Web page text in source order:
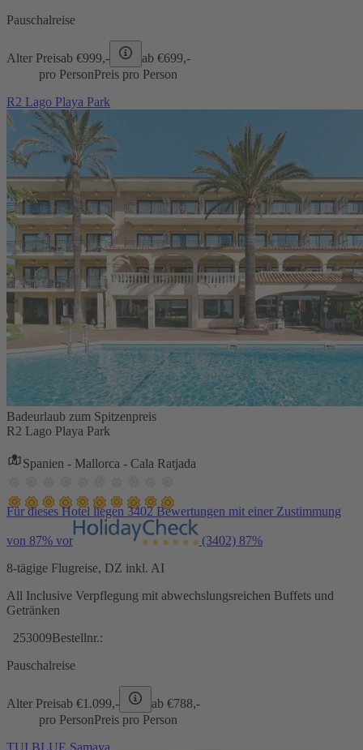
Pauschalreise
Alter Preisab €999,- ab €699,-
pro PersonPreis pro Person
R2 Lago Playa Park
Badeurlaub zum Spitzenpreis
R2 Lago Playa Park
Spanien - Mallorca - Cala Ratjada
Für dieses Hotel liegen 3402 Bewertungen mit einer Zustimmung
von 87% vor (3402) 87%
8-tägige Flugreise, DZ inkl. AI
All Inclusive Verpflegung mit abwechslungsreichen Buffets und
Getränken
253009Bestellnr.:
Pauschalreise
Alter Preisab €1.099,- ab €788,-
pro PersonPreis pro Person
TUI BLUE Samaya